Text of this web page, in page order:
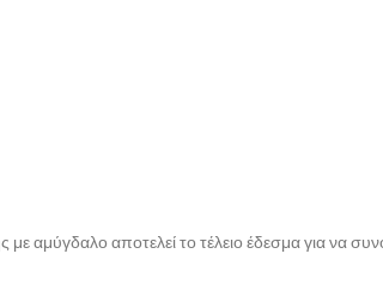
με αμύγδαλο αποτελεί το τέλειο έδεσμα για να